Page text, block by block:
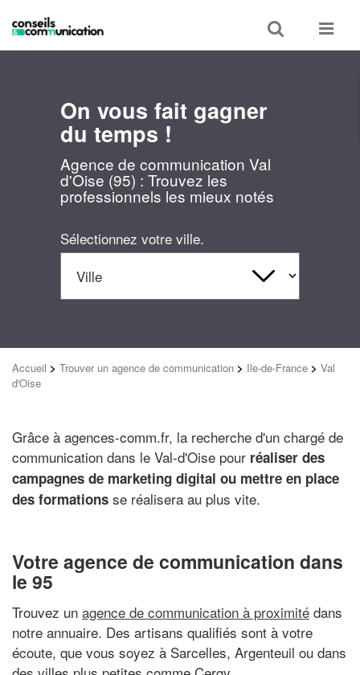
Toggle
search
Toggle
On vous fait gagner
du temps !
Agence de communication Val
d'Oise (95) : Trouvez les
professionnels les mieux notés
Sélectionnez votre ville.
Accueil > Trouver un agence de communication > Ile-de-France > Val
d'Oise
Grâce à agences-comm.fr, la recherche d'un chargé de
communication dans le Val-d'Oise pour réaliser des
campagnes de marketing digital ou mettre en place
des formations se réalisera au plus vite.
Votre agence de communication dans
le 95
Trouvez un agence de communication à proximité dans
notre annuaire. Des artisans qualifiés sont à votre
écoute, que vous soyez à Sarcelles, Argenteuil ou dans